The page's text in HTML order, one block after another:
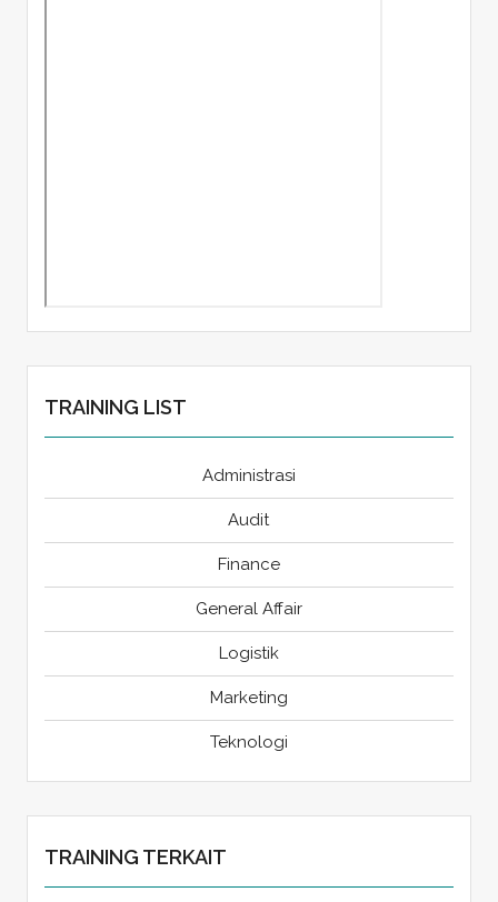
TRAINING LIST
Administrasi
Audit
Finance
General Affair
Logistik
Marketing
Teknologi
TRAINING TERKAIT